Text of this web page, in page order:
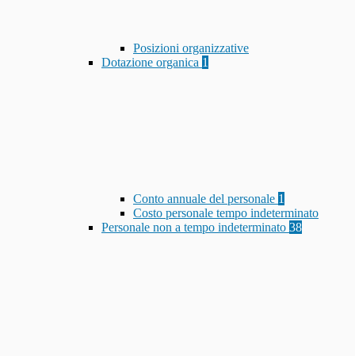
Posizioni organizzative
Dotazione organica 1
Conto annuale del personale 1
Costo personale tempo indeterminato
Personale non a tempo indeterminato 38